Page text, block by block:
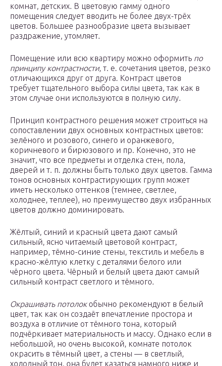
комнат, детских. В цветовую гамму одного
помещения следует вводить не более двух-трёх
цветов. Большее разнообразие цвета вызывает
раздражение, утомляет.
Помещение или всю квартиру можно оформить по
принципу контрастности, т. е. сочетания цветов, резко
отличающихся друг от друга. Контраст цветов
требует тщательного выбора силы цвета, так как в
этом случае они используются в полную силу.
Принцип контрастного решения может строиться на
сопоставлении двух основных контрастных цветов:
зелёного и розового, синего и оранжевого,
коричневого и бирюзового и пр. Конечно, это не
значит, что все предметы и отделка стен, пола,
дверей и т. п. должны быть только двух цветов. Гамма
тонов основных контрастирующих групп может
иметь несколько оттенков (темнее, светлее,
холоднее, теплее), но преимущество двух избранных
цветов должно доминировать.
Жёлтый, синий и красный цвета дают самый
сильный, ясно читаемый цветовой контраст,
например, тёмно-синие стены, текстиль и мебель в
красно-жёлтую клетку с деталями белого или
чёрного цвета. Чёрный и белый цвета дают самый
сильный контраст светлого и тёмного.
Окрашивать потолокобычно рекомендуют в белый
цвет, так как он создаёт впечатление простора и
воздуха в отличие от тёмного тона, который
подчёркивает материальность и массу. Однако если в
небольшой, но очень высокой, комнате потолок
окрасить в тёмный цвет, а стены — в светлый,
холодный тон, она будет казаться намного ниже и